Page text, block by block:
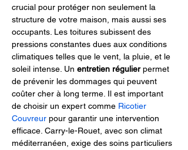
crucial pour protéger non seulement la
structure de votre maison, mais aussi ses
occupants. Les toitures subissent des
pressions constantes dues aux conditions
climatiques telles que le vent, la pluie, et le
soleil intense. Un entretien régulier permet
de prévenir les dommages qui peuvent
coûter cher à long terme. Il est important
de choisir un expert comme Ricotier
Couvreur pour garantir une intervention
efficace. Carry-le-Rouet, avec son climat
méditerranéen, exige des soins particuliers